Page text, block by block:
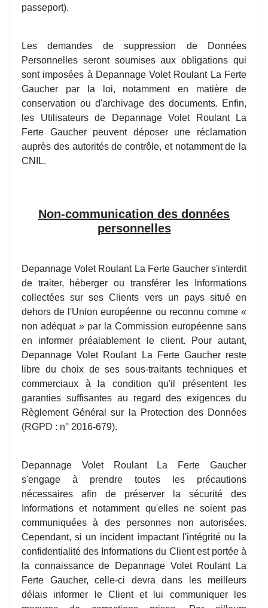
passeport).
Les demandes de suppression de Données
Personnelles seront soumises aux obligations qui
sont imposées à Depannage Volet Roulant La Ferte
Gaucher par la loi, notamment en matière de
conservation ou d'archivage des documents. Enfin,
les Utilisateurs de Depannage Volet Roulant La
Ferte Gaucher peuvent déposer une réclamation
auprès des autorités de contrôle, et notamment de la
CNIL.
Non-communication des données
personnelles
Depannage Volet Roulant La Ferte Gaucher s'interdit
de traiter, héberger ou transférer les Informations
collectées sur ses Clients vers un pays situé en
dehors de l'Union européenne ou reconnu comme «
non adéquat » par la Commission européenne sans
en informer préalablement le client. Pour autant,
Depannage Volet Roulant La Ferte Gaucher reste
libre du choix de ses sous-traitants techniques et
commerciaux à la condition qu'il présentent les
garanties suffisantes au regard des exigences du
Règlement Général sur la Protection des Données
(RGPD : n° 2016-679).
Depannage Volet Roulant La Ferte Gaucher
s'engage à prendre toutes les précautions
nécessaires afin de préserver la sécurité des
Informations et notamment qu'elles ne soient pas
communiquées à des personnes non autorisées.
Cependant, si un incident impactant l'intégrité ou la
confidentialité des Informations du Client est portée à
la connaissance de Depannage Volet Roulant La
Ferte Gaucher, celle-ci devra dans les meilleurs
délais informer le Client et lui communiquer les